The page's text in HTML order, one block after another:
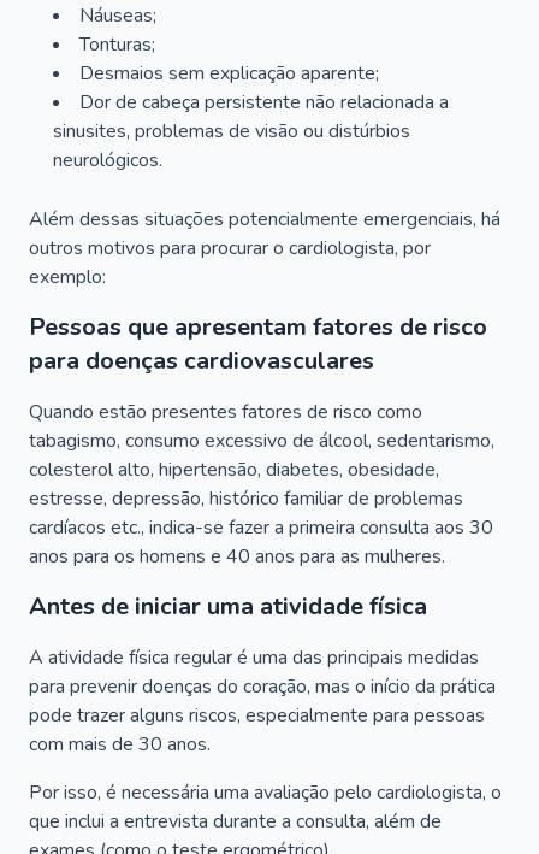
Náuseas;
Tonturas;
Desmaios sem explicação aparente;
Dor de cabeça persistente não relacionada a
sinusites, problemas de visão ou distúrbios
neurológicos.
Além dessas situações potencialmente emergenciais, há
outros motivos para procurar o cardiologista, por
exemplo:
Pessoas que apresentam fatores de risco
para doenças cardiovasculares
Quando estão presentes fatores de risco como
tabagismo, consumo excessivo de álcool, sedentarismo,
colesterol alto, hipertensão, diabetes, obesidade,
estresse, depressão, histórico familiar de problemas
cardíacos etc., indica-se fazer a primeira consulta aos 30
anos para os homens e 40 anos para as mulheres.
Antes de iniciar uma atividade física
A atividade física regular é uma das principais medidas
para prevenir doenças do coração, mas o início da prática
pode trazer alguns riscos, especialmente para pessoas
com mais de 30 anos.
Por isso, é necessária uma avaliação pelo cardiologista, o
que inclui a entrevista durante a consulta, além de